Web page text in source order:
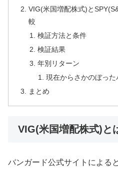
VIG(米国増配株式)と
較
検証方法と条件
検証結果
年別リターン
現在からさかのぼった
まとめ
VIG(米国増配株式)と
バンガード公式サイトによる